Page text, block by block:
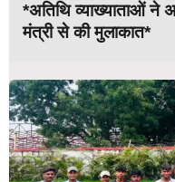
*अतिथि व्याख्याताओं ने
मंत्री से की मुलाकात*